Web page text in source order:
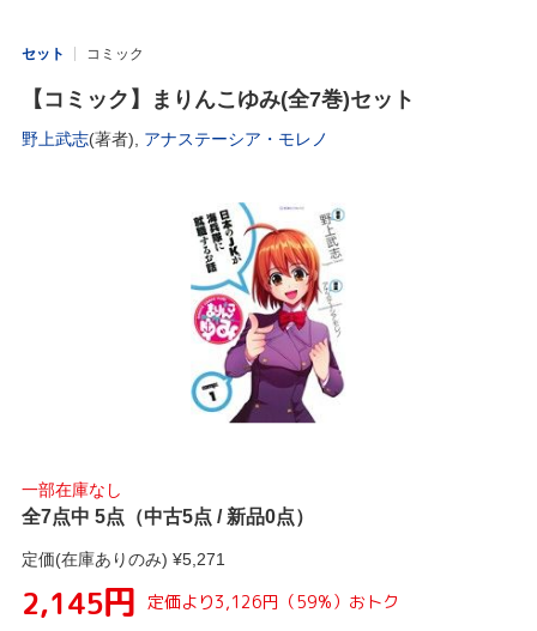
セット コミック
【コミック】まりんこゆみ(全7巻)セット
野上武志(著者), アナステーシア・モレノ
一部在庫なし
全7点中 5点（中古5点 / 新品0点）
定価(在庫ありのみ) ¥5,271
2,145円 定価より3,126円 （59%） おトク